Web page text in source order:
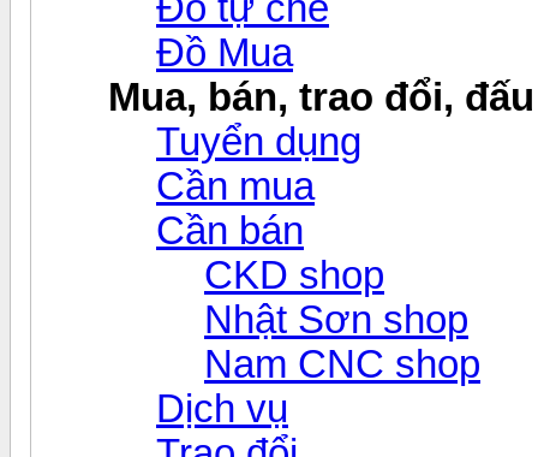
Đồ Mua
Mua, bán, trao đổi,
Tuyển dụng
Cần mua
Cần bán
CKD shop
Nhật Sơn shop
Nam CNC shop
Dịch vụ